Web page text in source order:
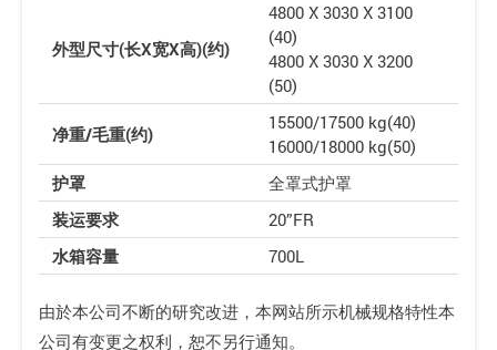
外型尺寸(长X宽X高)(约)
4800 X 3030 X 3100
(40)
4800 X 3030 X 3200
(50)
净重/毛重(约)
15500/17500 kg(40)
16000/18000 kg(50)
护罩
全罩式护罩
装运要求
20”FR
水箱容量
700L
由於本公司不断的研究改进，本网站所示机械规格特性本
公司有变更之权利，恕不另行通知。